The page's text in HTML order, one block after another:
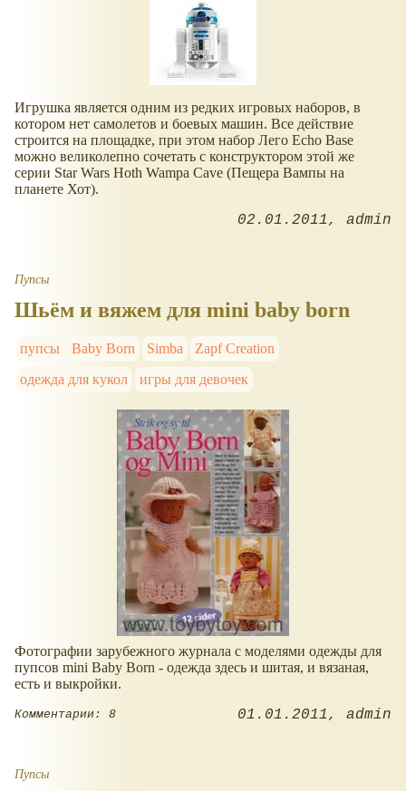
Игрушка является одним из редких игровых наборов, в
котором нет самолетов и боевых машин. Все действие
строится на площадке, при этом набор Лего Echo Base
можно великолепно сочетать с конструктором этой же
серии Star Wars Hoth Wampa Cave (Пещера Вампы на
планете Хот).
02.01.2011 admin
Пупсы
Шьём и вяжем для mini baby born
пупсы Baby Born Simba
Zapf Creation
одежда для кукол
игры для девочек
Фотографии зарубежного журнала с моделями одежды для
пупсов mini Baby Born - одежда здесь и шитая, и вязаная,
есть и выкройки.
Комментарии: 8 01.01.2011 admin
Пупсы